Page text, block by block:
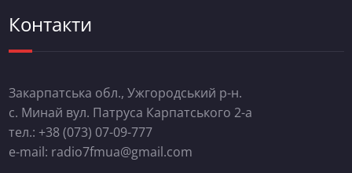
Контакти
Закарпатська обл., Ужгородський р-н.
с. Минай вул. Патруса Карпатського 2-а
тел.: +38 (073) 07-09-777
e-mail: radio7fmua@gmail.com